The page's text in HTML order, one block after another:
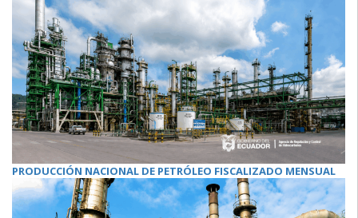
PRODUCCIÓN NACIONAL DE PETRÓLEO FISCALIZADO MENSUAL